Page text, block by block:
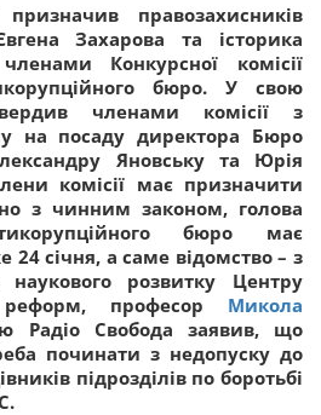
правозахисників
Захарова та історика
Конкурсної комісії
бюро. У свою
членами комісії з
на посаду директора Бюро
Яновську та Юрія
комісії має призначити
з чинним законом, голова
бюро має
24 січня, а саме відомство – з
розвитку Центру
реформ, професор Микола
Радіо Свобода заявив, що
починати з недопуску до
підрозділів по боротьбі